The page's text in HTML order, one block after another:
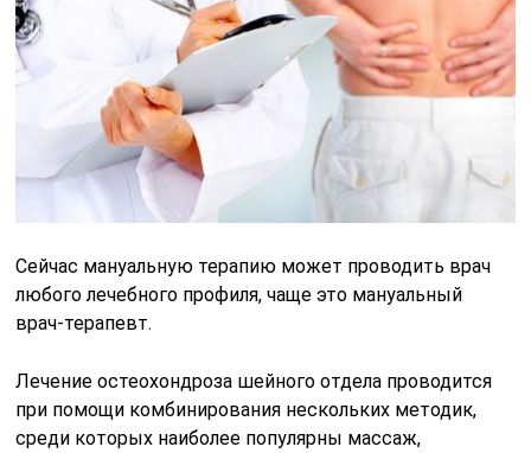
Сейчас мануальную терапию может проводить врач
любого лечебного профиля, чаще это мануальный
врач-терапевт.
Лечение остеохондроза шейного отдела проводится
при помощи комбинирования нескольких методик,
среди которых наиболее популярны массаж,